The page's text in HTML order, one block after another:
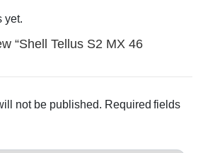
yet.
“Shell Tellus S2 MX 46
not be published. Required fields